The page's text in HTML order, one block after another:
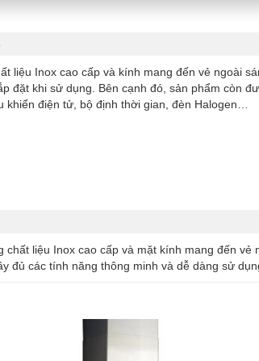
liệu Inox cao cấp và kính mang đến vẻ ngoài
đặt khi sử dụng. Bên cạnh đó, sản phẩm còn
khiển điện tử, bộ định thời gian, đèn Halogen…
liệu Inox cao cấp và mặt kính mang đến
đủ các tính năng thông minh và dễ dàng sử